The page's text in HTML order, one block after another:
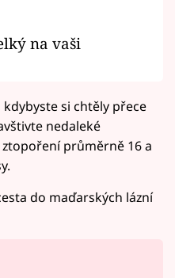
na vaši
kdybyste si chtěly přece
nedaleké
průměrně 16 a
do maďarských lázní